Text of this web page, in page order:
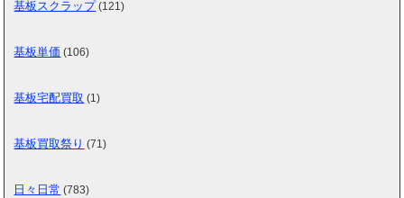
基板スクラップ(121)
基板単価 (106)
基板宅配買取 (1)
基板買取祭り (71)
日々日常 (783)